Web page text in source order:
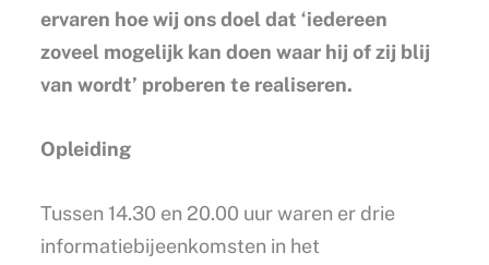
ervaren hoe wij ons doel dat ‘iedereen
zoveel mogelijk kan doen waar hij of zij blij
van wordt’ proberen te realiseren.
Opleiding
Tussen 14.30 en 20.00 uur waren er drie
informatiebijeenkomsten in het